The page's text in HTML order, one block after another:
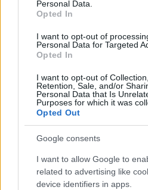
Personal Data.
Opted In
I want to opt-out of
Personal Data for Targeted
Opted In
I want to opt-out of
Retention, Sale, and/or
Personal Data that Is
Purposes for which it was
Opted Out
Google consents
I want to allow Google to
related to advertising like
device identifiers in apps.
Αττικοβοιωτία:
ατομικών βομβών Χιροσίμα
07.08.2026